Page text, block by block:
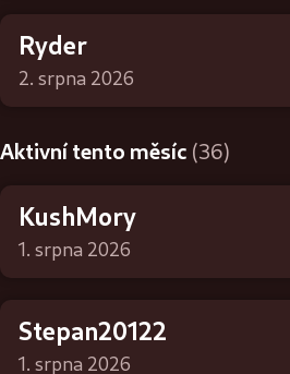
Ryder
2. srpna 2026
Aktivní tento měsíc (36)
KushMory
1. srpna 2026
Stepan20122
1. srpna 2026